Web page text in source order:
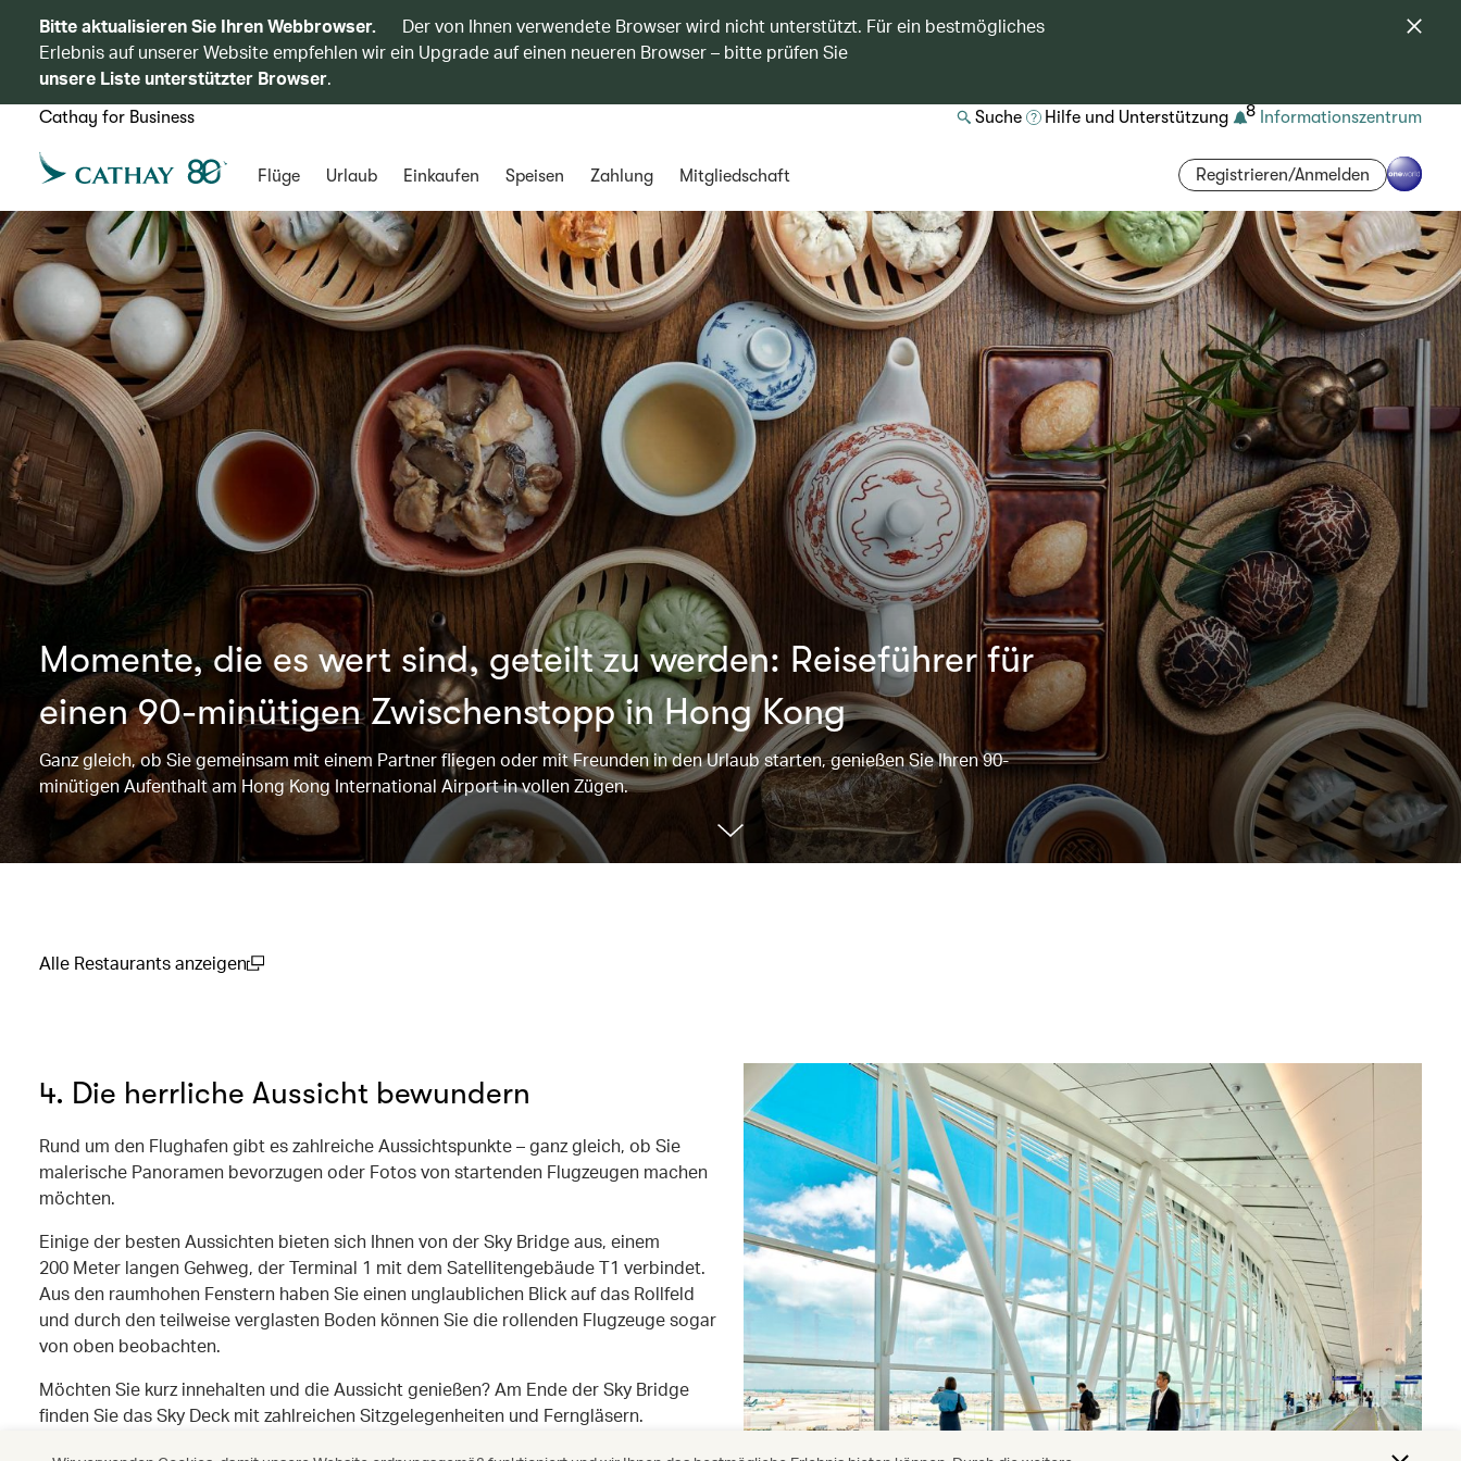
Bitte aktualisieren Sie Ihren Webbrowser.
Der von Ihnen verwendete Browser wird nicht unterstützt. Für ein bestmögliches
Erlebnis auf unserer Website empfehlen wir ein Upgrade auf einen neueren Browser – bitte prüfen Sie
unsere Liste unterstützter Browser.
Cathay for Business Suche Hilfe und Unterstützung 8 Informationszentrum
Flüge Urlaub Einkaufen Speisen Zahlung Mitgliedschaft Registrieren/Anmelden
Momente, die es wert sind, geteilt zu werden: Reiseführer für
einen 90-minütigen Zwischenstopp in Hong Kong
Ganz gleich, ob Sie gemeinsam mit einem Partner fliegen oder mit Freunden in den Urlaub starten, genießen Sie Ihren 90-
minütigen Aufenthalt am Hong Kong International Airport in vollen Zügen.
Alle Restaurants anzeigen
4. Die herrliche Aussicht bewundern
Rund um den Flughafen gibt es zahlreiche Aussichtspunkte – ganz gleich, ob Sie
malerische Panoramen bevorzugen oder Fotos von startenden Flugzeugen machen
möchten.
Einige der besten Aussichten bieten sich Ihnen von der Sky Bridge aus, einem
200 Meter langen Gehweg, der Terminal 1 mit dem Satellitengebäude T1 verbindet.
Aus den raumhohen Fenstern haben Sie einen unglaublichen Blick auf das Rollfeld
und durch den teilweise verglasten Boden können Sie die rollenden Flugzeuge sogar
von oben beobachten.
Möchten Sie kurz innehalten und die Aussicht genießen? Am Ende der Sky Bridge
finden Sie das Sky Deck mit zahlreichen Sitzgelegenheiten und Ferngläsern.